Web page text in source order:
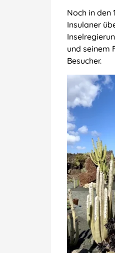
Noch in den
Insulaner
und seinem
Besucher.